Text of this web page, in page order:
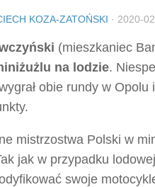
KOZA-ZATOŃSKI · 2020-
(mieszkaniec
na lodzie.
obie rundy w
mistrzostwa Polski w
jak w przypadku
swoje